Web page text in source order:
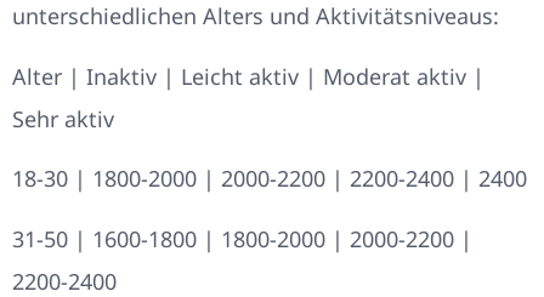
unterschiedlichen Alters und Aktivitätsniveaus:
Alter | Inaktiv | Leicht aktiv | Moderat aktiv |
Sehr aktiv
18-30 | 1800-2000 | 2000-2200 | 2200-2400 | 2400
31-50 | 1600-1800 | 1800-2000 | 2000-2200 |
2200-2400